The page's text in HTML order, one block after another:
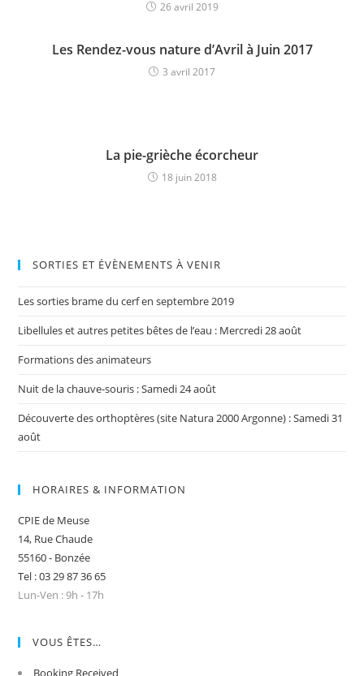
26 avril 2019
Les Rendez-vous nature d’Avril à Juin 2017
3 avril 2017
La pie-grièche écorcheur
18 juin 2018
SORTIES ET ÉVÈNEMENTS À VENIR
Les sorties brame du cerf en septembre 2019
Libellules et autres petites bêtes de l’eau : Mercredi 28 août
Formations des animateurs
Nuit de la chauve-souris : Samedi 24 août
Découverte des orthoptères (site Natura 2000 Argonne) : Samedi 31
août
HORAIRES & INFORMATION
CPIE de Meuse
14, Rue Chaude
55160 - Bonzée
Tel : 03 29 87 36 65
Lun-Ven : 9h - 17h
VOUS ÊTES…
Booking Received